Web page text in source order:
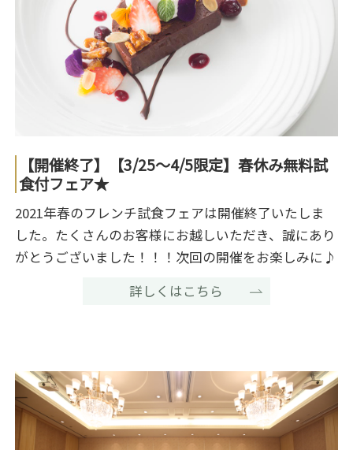
【開催終了】【3/25～4/5限定】春休み無料試
食付フェア★
2021年春のフレンチ試食フェアは開催終了いたしま
した。たくさんのお客様にお越しいただき、誠にあり
がとうございました！！！次回の開催をお楽しみに♪
詳しくはこちら